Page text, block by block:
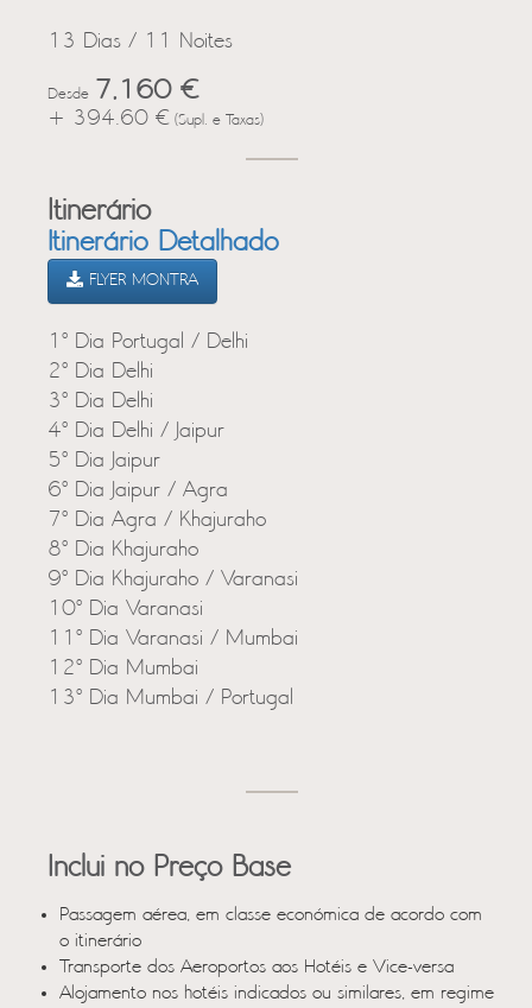
13 Dias / 11 Noites
Desde 7,160 €
+ 394.60 € (Supl. e Taxas)
Itinerário
Itinerário Detalhado
FLYER MONTRA
1º Dia Portugal / Delhi
2º Dia Delhi
3º Dia Delhi
4º Dia Delhi / Jaipur
5º Dia Jaipur
6º Dia Jaipur / Agra
7º Dia Agra / Khajuraho
8º Dia Khajuraho
9º Dia Khajuraho / Varanasi
10º Dia Varanasi
11º Dia Varanasi / Mumbai
12º Dia Mumbai
13º Dia Mumbai / Portugal
Inclui no Preço Base
Passagem aérea, em classe económica de acordo com
o itinerário
Transporte dos Aeroportos aos Hotéis e Vice-versa
Alojamento nos hotéis indicados ou similares, em regime